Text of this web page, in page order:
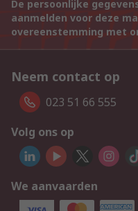
De persoonlijke
aanmelden voor deze
overeenstemming met
Neem contact op
023 51 66 555
Volg ons op
We aanvaarden